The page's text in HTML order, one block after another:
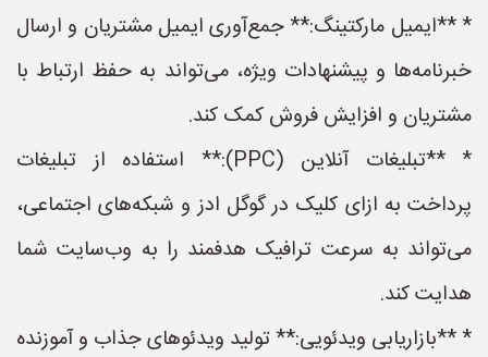
* **ایمیل مارکتینگ:** جمع‌آوری ایمیل مشتریان و ارسال
خبرنامه‌ها و پیشنهادات ویژه، می‌تواند به حفظ ارتباط با
مشتریان و افزایش فروش کمک کند.
* **تبلیغات آنلاین (PPC):** استفاده از تبلیغات
پرداخت به ازای کلیک در گوگل ادز و شبکه‌های اجتماعی،
می‌تواند به سرعت ترافیک هدفمند را به وب‌سایت شما
هدایت کند.
* **بازاریابی ویدئویی:** تولید ویدئوهای جذاب و آموزنده